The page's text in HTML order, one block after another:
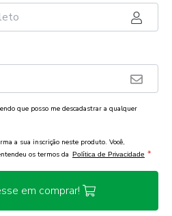
que posso me descadastrar a qualquer
a sua inscrição neste produto. Você,
os termos da Política de Privacidade *
em comprar!